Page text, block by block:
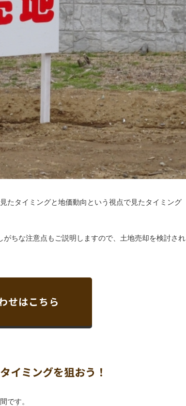
たタイミングと地価動向という視点で見たタイミング
ちな注意点もご説明しますので、土地売却を検討され
せはこちら
イミングを狙おう！
です。